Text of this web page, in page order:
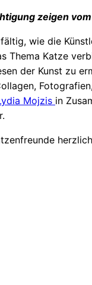
zeigen
wie die
Thema Katze
der Kunst zu
Mojzis in